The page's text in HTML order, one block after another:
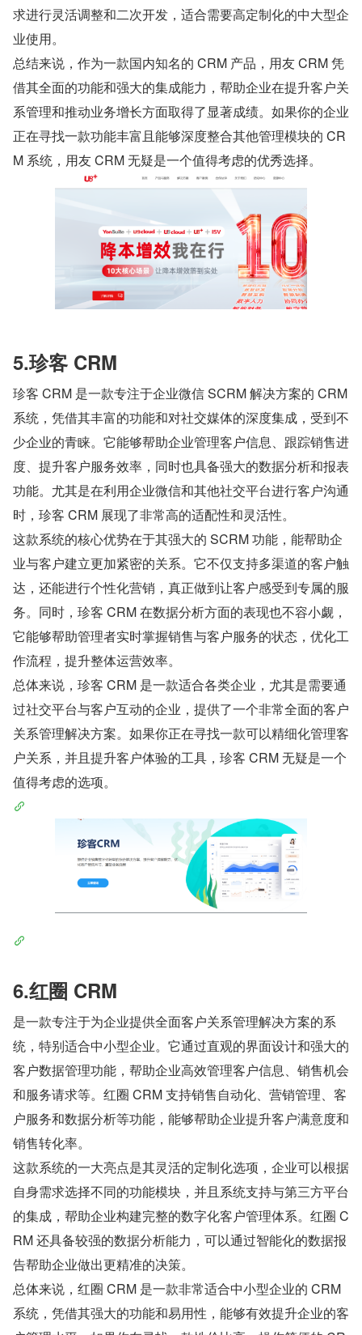
求进行灵活调整和二次开发，适合需要高定制化的中大型企
业使用。
总结来说，作为一款国内知名的 CRM 产品，用友 CRM 凭
借其全面的功能和强大的集成能力，帮助企业在提升客户关
系管理和推动业务增长方面取得了显著成绩。如果你的企业
正在寻找一款功能丰富且能够深度整合其他管理模块的 CR
M 系统，用友 CRM 无疑是一个值得考虑的优秀选择。
5.珍客 CRM
珍客 CRM 是一款专注于企业微信 SCRM 解决方案的 CRM
系统，凭借其丰富的功能和对社交媒体的深度集成，受到不
少企业的青睐。它能够帮助企业管理客户信息、跟踪销售进
度、提升客户服务效率，同时也具备强大的数据分析和报表
功能。尤其是在利用企业微信和其他社交平台进行客户沟通
时，珍客 CRM 展现了非常高的适配性和灵活性。
这款系统的核心优势在于其强大的 SCRM 功能，能帮助企
业与客户建立更加紧密的关系。它不仅支持多渠道的客户触
达，还能进行个性化营销，真正做到让客户感受到专属的服
务。同时，珍客 CRM 在数据分析方面的表现也不容小觑，
它能够帮助管理者实时掌握销售与客户服务的状态，优化工
作流程，提升整体运营效率。
总体来说，珍客 CRM 是一款适合各类企业，尤其是需要通
过社交平台与客户互动的企业，提供了一个非常全面的客户
关系管理解决方案。如果你正在寻找一款可以精细化管理客
户关系，并且提升客户体验的工具，珍客 CRM 无疑是一个
值得考虑的选项。
6.红圈 CRM
是一款专注于为企业提供全面客户关系管理解决方案的系
统，特别适合中小型企业。它通过直观的界面设计和强大的
客户数据管理功能，帮助企业高效管理客户信息、销售机会
和服务请求等。红圈 CRM 支持销售自动化、营销管理、客
户服务和数据分析等功能，能够帮助企业提升客户满意度和
销售转化率。
这款系统的一大亮点是其灵活的定制化选项，企业可以根据
自身需求选择不同的功能模块，并且系统支持与第三方平台
的集成，帮助企业构建完整的数字化客户管理体系。红圈 C
RM 还具备较强的数据分析能力，可以通过智能化的数据报
告帮助企业做出更精准的决策。
总体来说，红圈 CRM 是一款非常适合中小型企业的 CRM
系统，凭借其强大的功能和易用性，能够有效提升企业的客